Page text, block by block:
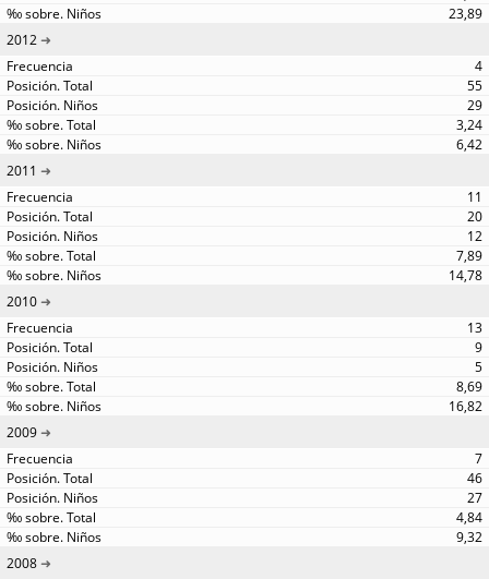
23,89
2012
4
55
29
3,24
6,42
2011
11
20
12
7,89
14,78
2010
13
9
5
8,69
16,82
2009
7
46
27
4,84
9,32
2008